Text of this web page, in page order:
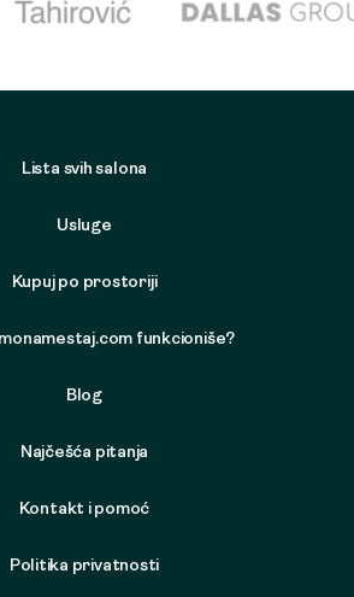
Lista svih salona
Usluge
Kupuj po prostoriji
funkcioniše?
Blog
Najčešća pitanja
Kontakt i pomoć
Politika privatnosti